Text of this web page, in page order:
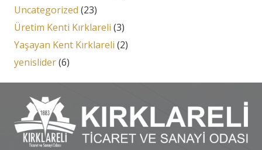
Uncategorized (23)
Üretim Kenti Kırklareli (3)
Yaşayan Kent Kırklareli (2)
yenislider(6)